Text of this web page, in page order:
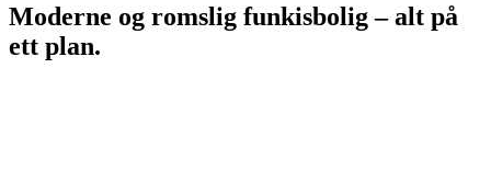
Moderne og romslig funkisbolig – alt på
ett plan.